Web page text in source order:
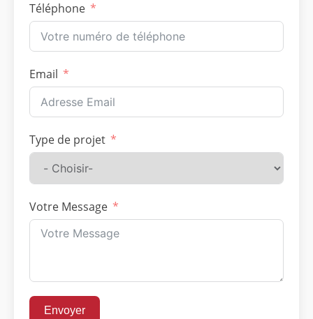
Téléphone
Email
Type de projet
Votre Message
Envoyer